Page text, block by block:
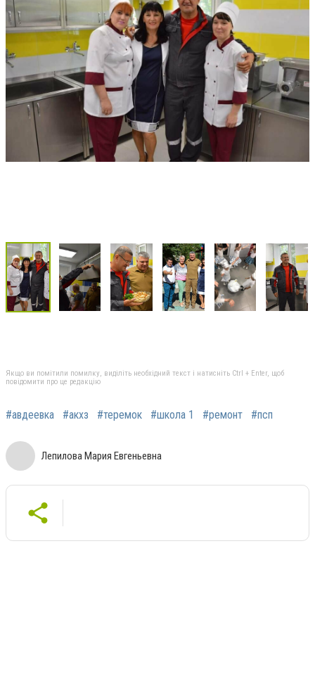
Якщо ви помітили помилку, виділіть необхідний текст і натисніть Ctrl + Enter, щоб
повідомити про це редакцію
#авдеевка #акхз #теремок #школа 1 #ремонт #псп
Лепилова Мария Евгеньевна